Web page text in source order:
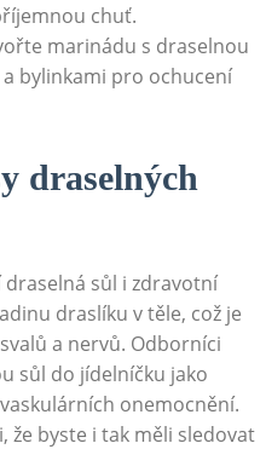
chuť.
marinádu s draselnou
bylinkami pro ochucení
draselných
sůl i zdravotní
draslíku v těle, což je
a nervů. Odborníci
sůl do jídelníčku jako
onemocnění.
že byste i tak měli sledovat